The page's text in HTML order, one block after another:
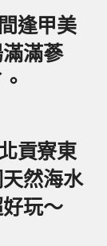
逢甲美
滿蔘
貢寮東
然海水
玩～